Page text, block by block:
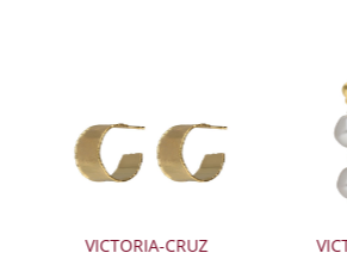
VICTORIA-CRUZ